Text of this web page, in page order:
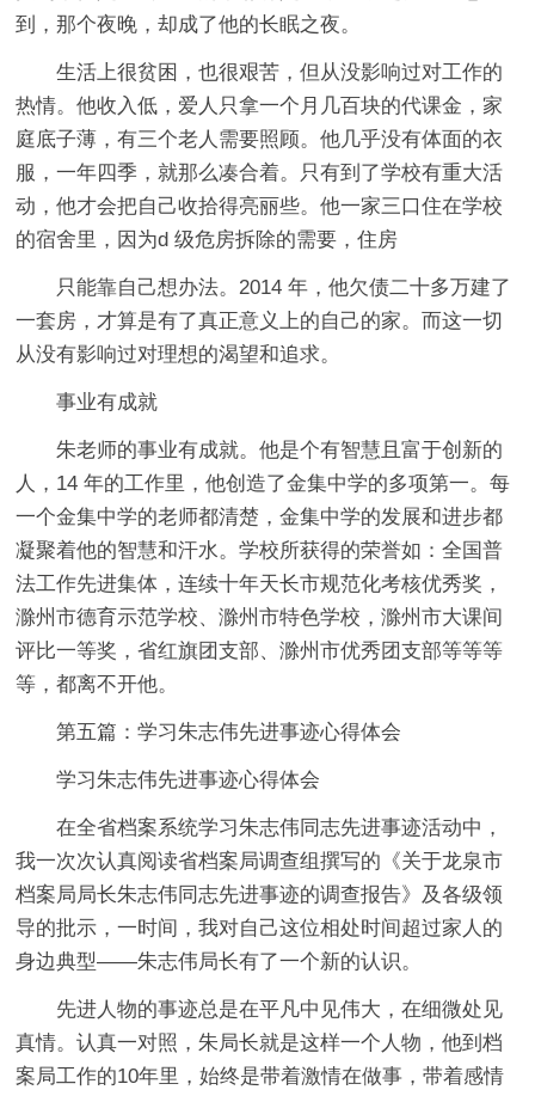
到，那个夜晚，却成了他的长眠之夜。
生活上很贫困，也很艰苦，但从没影响过对工作的
热情。他收入低，爱人只拿一个月几百块的代课金，家
庭底子薄，有三个老人需要照顾。他几乎没有体面的衣
服，一年四季，就那么凑合着。只有到了学校有重大活
动，他才会把自己收拾得亮丽些。他一家三口住在学校
的宿舍里，因为d 级危房拆除的需要，住房
只能靠自己想办法。2014 年，他欠债二十多万建了
一套房，才算是有了真正意义上的自己的家。而这一切
从没有影响过对理想的渴望和追求。
事业有成就
朱老师的事业有成就。他是个有智慧且富于创新的
人，14 年的工作里，他创造了金集中学的多项第一。每
一个金集中学的老师都清楚，金集中学的发展和进步都
凝聚着他的智慧和汗水。学校所获得的荣誉如：全国普
法工作先进集体，连续十年天长市规范化考核优秀奖，
滁州市德育示范学校、滁州市特色学校，滁州市大课间
评比一等奖，省红旗团支部、滁州市优秀团支部等等等
等，都离不开他。
第五篇：学习朱志伟先进事迹心得体会
学习朱志伟先进事迹心得体会
在全省档案系统学习朱志伟同志先进事迹活动中，
我一次次认真阅读省档案局调查组撰写的《关于龙泉市
档案局局长朱志伟同志先进事迹的调查报告》及各级领
导的批示，一时间，我对自己这位相处时间超过家人的
身边典型——朱志伟局长有了一个新的认识。
先进人物的事迹总是在平凡中见伟大，在细微处见
真情。认真一对照，朱局长就是这样一个人物，他到档
案局工作的10年里，始终是带着激情在做事，带着感情